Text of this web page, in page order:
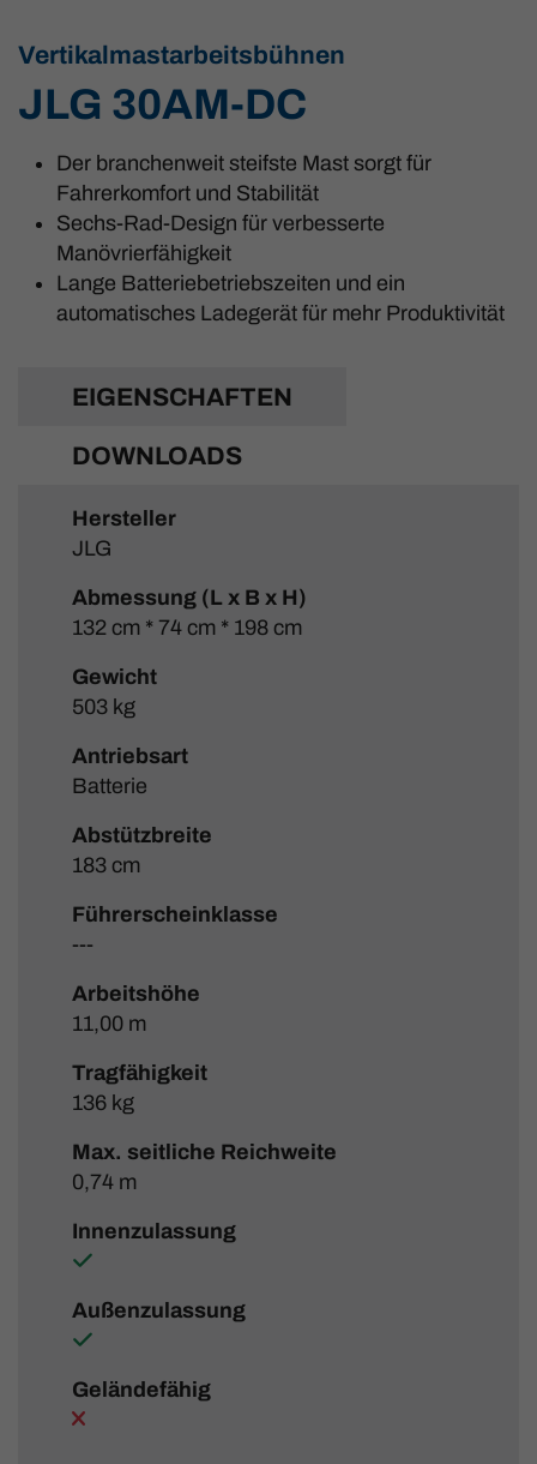
Vertikalmastarbeitsbühnen
JLG 30AM-DC
Der branchenweit steifste Mast sorgt für
Fahrerkomfort und Stabilität
Sechs-Rad-Design für verbesserte
Manövrierfähigkeit
Lange Batteriebetriebszeiten und ein
automatisches Ladegerät für mehr Produktivität
EIGENSCHAFTEN
DOWNLOADS
Hersteller
JLG
Abmessung (L x B x H)
132 cm * 74 cm * 198 cm
Gewicht
503 kg
Antriebsart
Batterie
Abstützbreite
183 cm
Führerscheinklasse
---
Arbeitshöhe
11,00 m
Tragfähigkeit
136 kg
Max. seitliche Reichweite
0,74 m
Innenzulassung
Außenzulassung
Geländefähig